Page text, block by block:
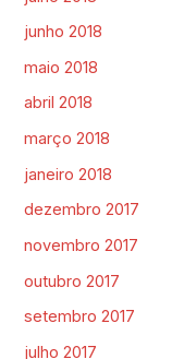
junho 2018
maio 2018
abril 2018
março 2018
janeiro 2018
dezembro 2017
novembro 2017
outubro 2017
setembro 2017
julho 2017